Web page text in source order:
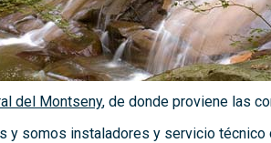
del Montseny, de donde proviene las
y somos instaladores y servicio